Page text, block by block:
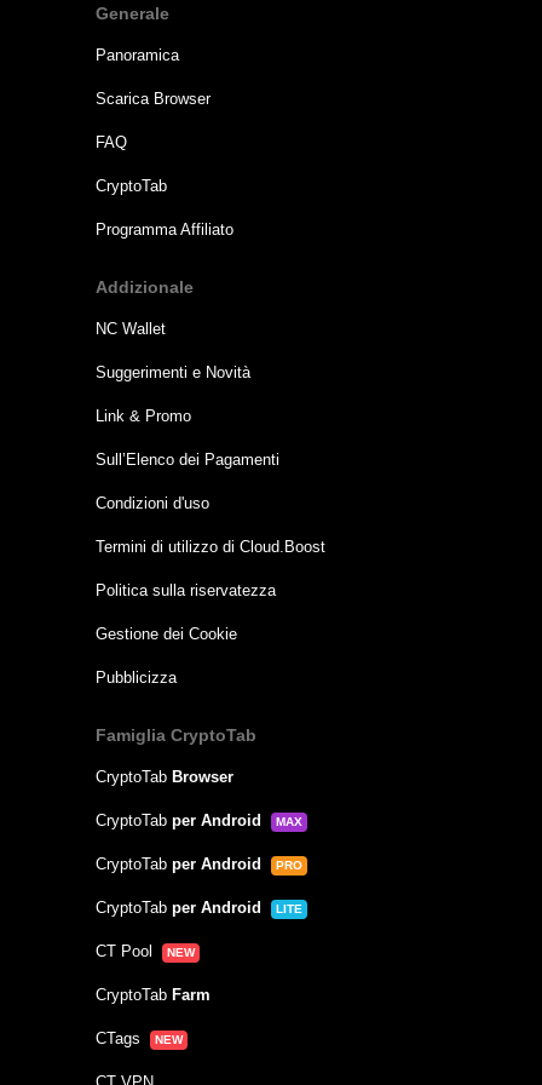
Generale
Panoramica
Scarica Browser
FAQ
CryptoTab
Programma Affiliato
Addizionale
NC Wallet
Suggerimenti e Novità
Link & Promo
Sull’Elenco dei Pagamenti
Condizioni d'uso
Termini di utilizzo di Cloud.Boost
Politica sulla riservatezza
Gestione dei Cookie
Pubblicizza
Famiglia CryptoTab
CryptoTab Browser
CryptoTab per Android MAX
CryptoTab per Android PRO
CryptoTab per Android LITE
CT Pool NEW
CryptoTab Farm
CTags NEW